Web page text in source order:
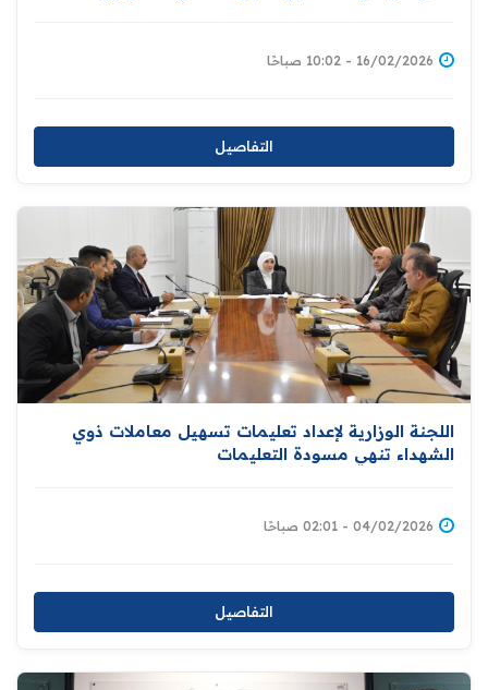
16/02/2026 - 10:02 صباحًا
التفاصيل
اللجنة الوزارية لإعداد تعليمات تسهيل معاملات ذوي
الشهداء تنهي مسودة التعليمات
04/02/2026 - 02:01 صباحًا
التفاصيل